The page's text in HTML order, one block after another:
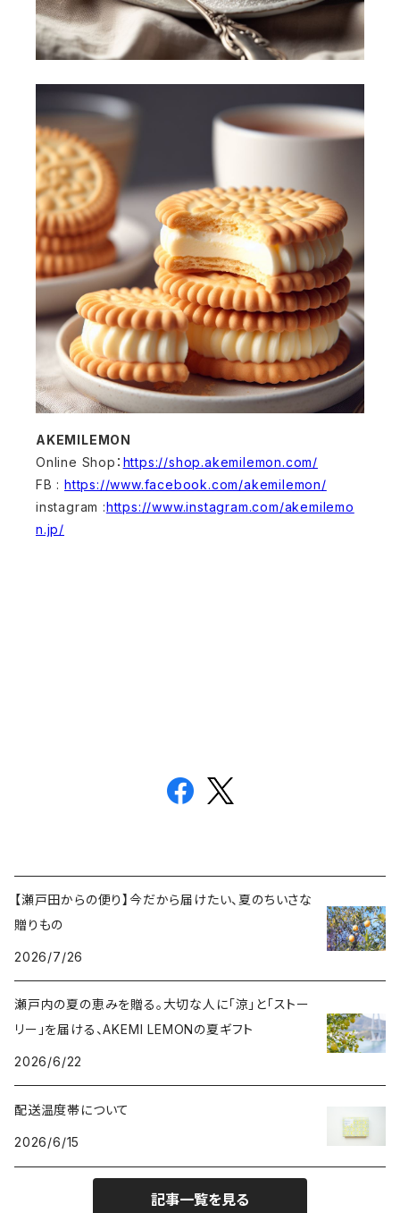
AKEMILEMON
Online Shop： https://shop.akemilemon.com/
FB : https://www.facebook.com/akemilemon/
instagram :https://www.instagram.com/akemilemo
n.jp/
【瀬戸田からの便り】今だから届けたい、夏のちいさな
贈りもの
2026/7/26
瀬戸内の夏の恵みを贈る。大切な人に「涼」と「ストー
リー」を届ける、AKEMI LEMONの夏ギフト
2026/6/22
配送温度帯について
2026/6/15
記事一覧を見る